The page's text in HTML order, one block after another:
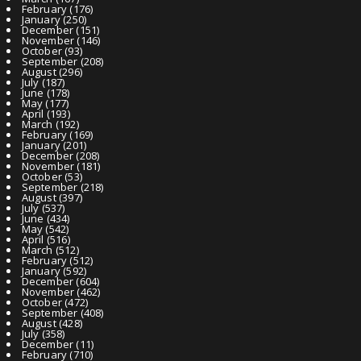
February(176)
January(250)
December(151)
November(146)
October(93)
September(208)
August(296)
July(187)
June(178)
May(177)
April (193)
March (192)
February(169)
January(201)
December(208)
November(181)
October(53)
September(218)
August(397)
July(537)
June(434)
May(542)
April (516)
March (512)
February(512)
January(592)
December(604)
November(462)
October(472)
September (408)
August(428)
July(358)
December(11)
February(710)